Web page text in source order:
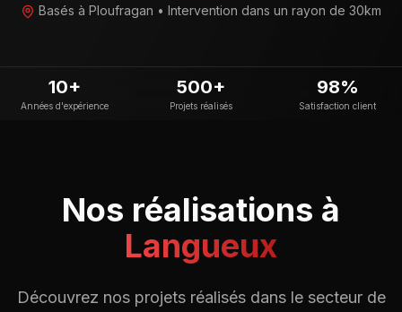
Basés à Ploufragan • Intervention dans un rayon de 30km
10+
Années d'expérience
500+
Projets réalisés
98%
Satisfaction client
Nos réalisations à
Langueux
Découvrez nos projets réalisés dans le secteur de